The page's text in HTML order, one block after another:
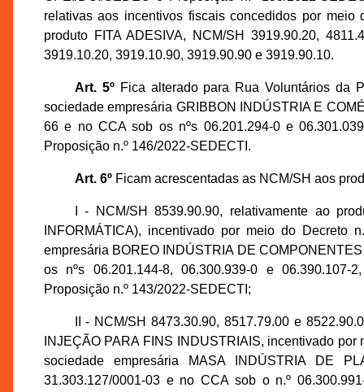
relativas aos incentivos fiscais concedidos por
produto FITA ADESIVA, NCM/SH 3919.90.20,
3919.10.20, 3919.10.90, 3919.90.90 e 3919.90.10.
Art. 5ºFica alterado para Rua Voluntários da
sociedade empresária GRIBBON INDÚSTRIA E
66 e no CCA sob os nºs 06.201.294-0 e
Proposição n.º 146/2022-SEDECTI.
Art. 6ºFicam acrescentadas as NCM/SH aos
I - NCM/SH 8539.90.90, relativamente ao
INFORMÁTICA), incentivado por meio do
empresária BOREO INDÚSTRIA DE
os nºs 06.201.144-8, 06.300.939-0 e 06.390.107-
Proposição n.º 143/2022-SEDECTI;
II - NCM/SH 8473.30.90, 8517.79.00 e
INJEÇÃO PARA FINS INDUSTRIAIS, incentivado
sociedade empresária MASA INDÚSTRIA DE
31.303.127/0001-03 e no CCA sob o n.º